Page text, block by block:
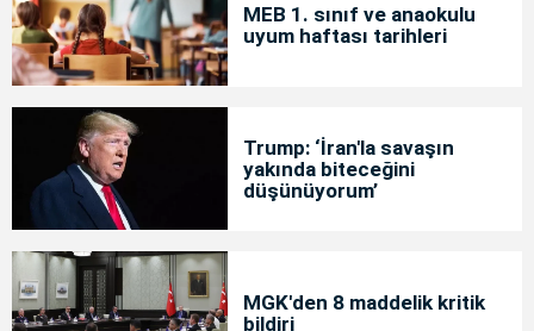
MEB 1. sınıf ve anaokulu
uyum haftası tarihleri
Trump: ‘İran'la savaşın
yakında biteceğini
düşünüyorum’
MGK'den 8 maddelik kritik
bildiri